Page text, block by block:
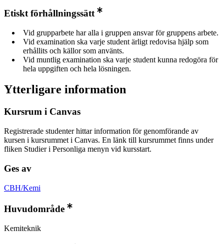
Etiskt förhållningssätt
Vid grupparbete har alla i gruppen ansvar för gruppens arbete.
Vid examination ska varje student ärligt redovisa hjälp som
erhållits och källor som använts.
Vid muntlig examination ska varje student kunna redogöra för
hela uppgiften och hela lösningen.
Ytterligare information
Kursrum i Canvas
Registrerade studenter hittar information för genomförande av
kursen i kursrummet i Canvas. En länk till kursrummet finns under
fliken Studier i Personliga menyn vid kursstart.
Ges av
CBH/Kemi
Huvudområde
Kemiteknik